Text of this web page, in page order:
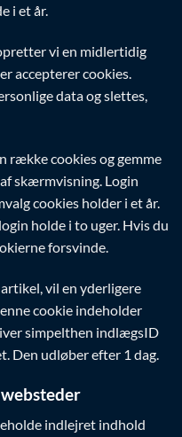
i et år.
vi en midlertidig
accepterer cookies.
data og slettes,
række cookies og gemme
skærmvisning. Login
cookies holder i et år.
holde i to uger. Hvis du
forsvinde.
vil en yderligere
cookie indeholder
simpelthen indlægsID
Den udløber efter 1 dag.
indlejret indhold